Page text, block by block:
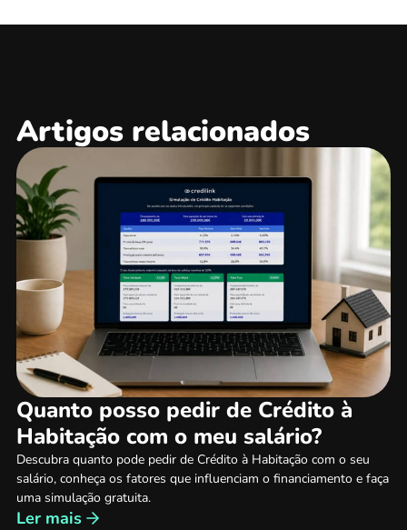
Artigos relacionados
Quanto posso pedir de Crédito à
Habitação com o meu salário?
Descubra quanto pode pedir de Crédito à Habitação com o seu
salário, conheça os fatores que influenciam o financiamento e faça
uma simulação gratuita.
Ler mais